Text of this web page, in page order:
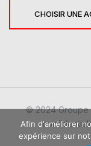
CHOISIR UNE
© 2024
Afin d'améliorer
expérience sur